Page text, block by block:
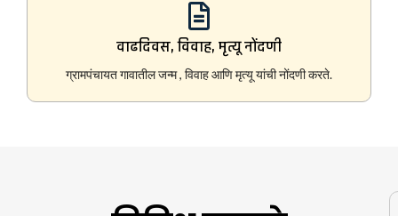
वाढदिवस, विवाह, मृत्यू नोंदणी
ग्रामपंचायत गावातील जन्म , विवाह आणि मृत्यू यांची नोंदणी करते.